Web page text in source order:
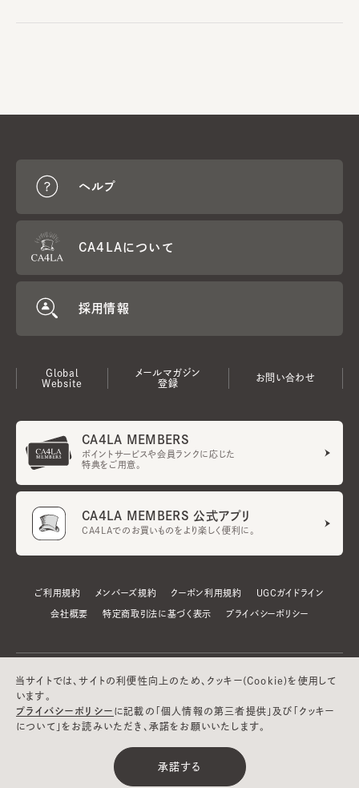
ヘルプ
CA4LAについて
採用情報
Global
Website
メールマガジン
登録
お問い合わせ
CA4LA MEMBERS
ポイントサービスや会員ランクに応じた
特典をご用意。
CA4LA MEMBERS 公式アプリ
CA4LAでのお買いものをより楽しく便利に。
ご利用規約 メンバーズ規約 クーポン利用規約 UGCガイドライン
会社概要 特定商取引法に基づく表示 プライバシーポリシー
©CA4LA INC. All Rights Reserved.
当サイトでは、サイトの利便性向上のため、クッキー(Cookie)を使用して
います。
プライバシーポリシー に記載の「個人情報の第三者提供」及び「クッキー
について」をお読みいただき、承諾をお願いいたします。
承諾する